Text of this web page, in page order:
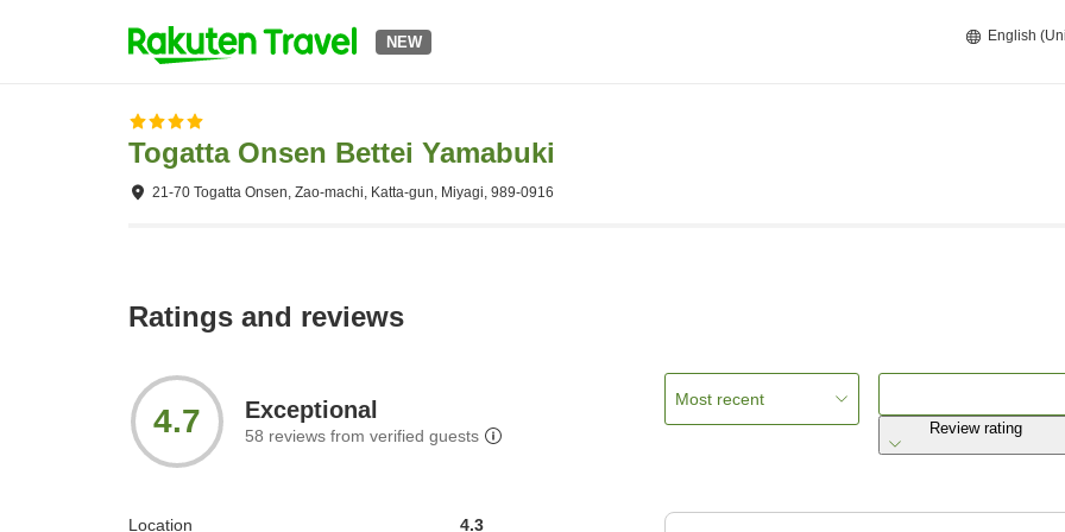
NEW English
Togatta Onsen Bettei Yamabuki
21-70 Togatta Onsen, Zao-machi, Katta-gun, Miyagi, 989-0916
Ratings and reviews
4.7 Exceptional
58 reviews from verified guests
Location 4.3
Most recent
Review rating